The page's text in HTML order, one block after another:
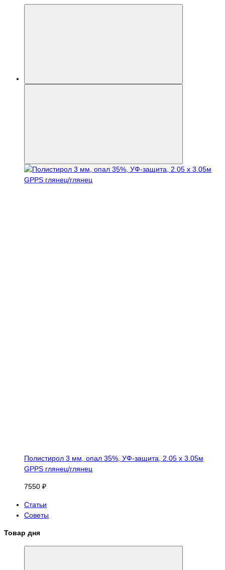
Полистирол 3 мм, опал 35%, УФ-защита, 2.05 х 3.05м
GPPS глянец/глянец
7550 ₽
Статьи
Советы
Товар дня